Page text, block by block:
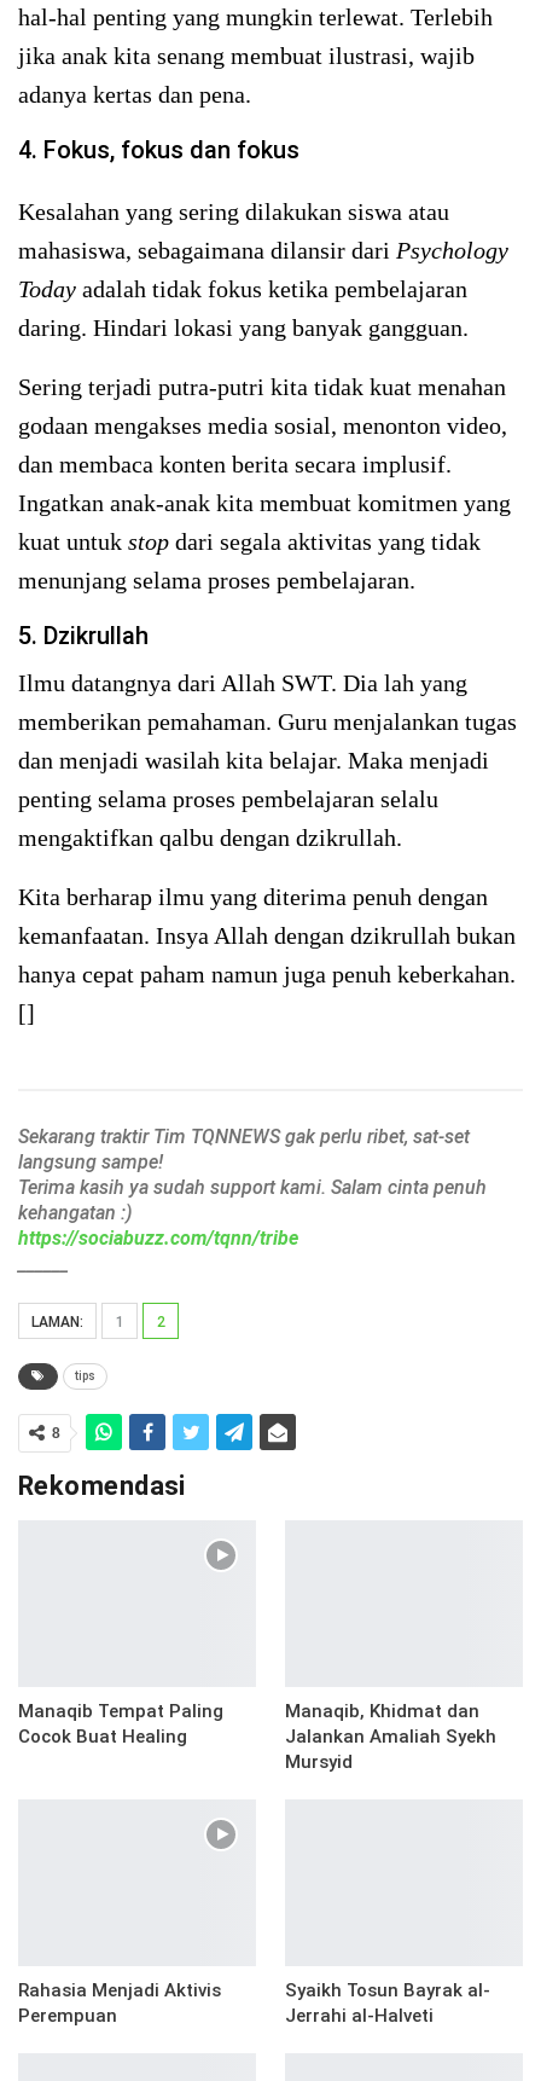
hal-hal penting yang mungkin terlewat. Terlebih
jika anak kita senang membuat ilustrasi, wajib
adanya kertas dan pena.
4. Fokus, fokus dan fokus
Kesalahan yang sering dilakukan siswa atau
mahasiswa, sebagaimana dilansir dari Psychology
Today adalah tidak fokus ketika pembelajaran
daring. Hindari lokasi yang banyak gangguan.
Sering terjadi putra-putri kita tidak kuat menahan
godaan mengakses media sosial, menonton video,
dan membaca konten berita secara implusif.
Ingatkan anak-anak kita membuat komitmen yang
kuat untuk stop dari segala aktivitas yang tidak
menunjang selama proses pembelajaran.
5. Dzikrullah
Ilmu datangnya dari Allah SWT. Dia lah yang
memberikan pemahaman. Guru menjalankan tugas
dan menjadi wasilah kita belajar. Maka menjadi
penting selama proses pembelajaran selalu
mengaktifkan qalbu dengan dzikrullah.
Kita berharap ilmu yang diterima penuh dengan
kemanfaatan. Insya Allah dengan dzikrullah bukan
hanya cepat paham namun juga penuh keberkahan.
[]
Sekarang traktir Tim TQNNEWS gak perlu ribet, sat-set
langsung sampe!
Terima kasih ya sudah support kami. Salam cinta penuh
kehangatan :)
https://sociabuzz.com/tqnn/tribe
LAMAN: 1 2
tips
8
Rekomendasi
Manaqib Tempat Paling
Cocok Buat Healing
Manaqib, Khidmat dan
Jalankan Amaliah Syekh
Mursyid
Rahasia Menjadi Aktivis
Perempuan
Syaikh Tosun Bayrak al-
Jerrahi al-Halveti